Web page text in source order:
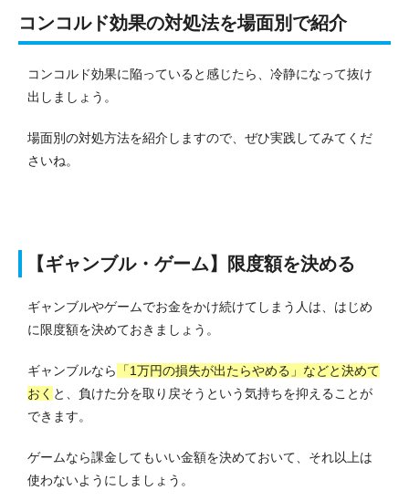
コンコルド効果の対処法を場面別で紹介
コンコルド効果に陥っていると感じたら、冷静になって抜け
出しましょう。
場面別の対処方法を紹介しますので、ぜひ実践してみてくだ
さいね。
【ギャンブル・ゲーム】限度額を決める
ギャンブルやゲームでお金をかけ続けてしまう人は、はじめ
に限度額を決めておきましょう。
ギャンブルなら
「1万円の損失が出たらやめる」などと決めて
おく と、負けた分を取り戻そうという気持ちを抑えることが
できます。
ゲームなら課金してもいい金額を決めておいて、それ以上は
使わないようにしましょう。